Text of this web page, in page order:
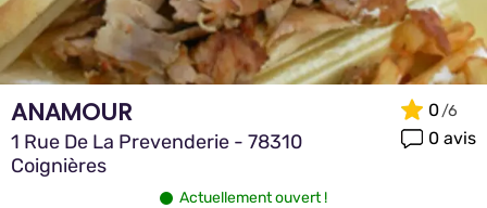
ANAMOUR
1 Rue De La Prevenderie - 78310
Coignières
0
0 avis
Actuellement ouvert !